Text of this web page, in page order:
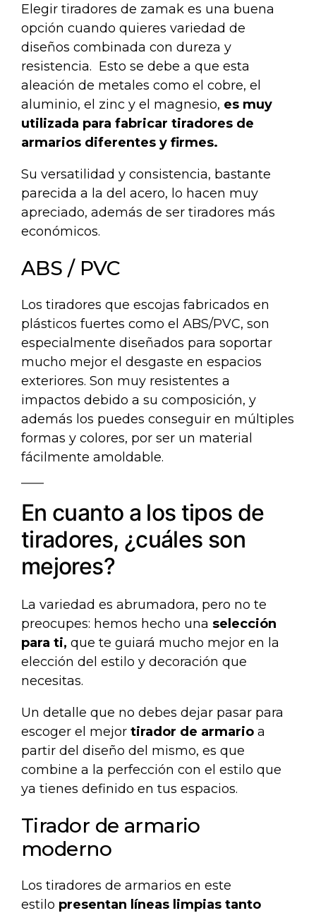
Elegir tiradores de zamak es una buena
opción cuando quieres variedad de
diseños combinada con dureza y
resistencia. Esto se debe a que esta
aleación de metales como el cobre, el
aluminio, el zinc y el magnesio, es muy
utilizada para fabricar tiradores de
armarios diferentes y firmes.
Su versatilidad y consistencia, bastante
parecida a la del acero, lo hacen muy
apreciado, además de ser tiradores más
económicos.
ABS / PVC
Los tiradores que escojas fabricados en
plásticos fuertes como el ABS/PVC, son
especialmente diseñados para soportar
mucho mejor el desgaste en espacios
exteriores. Son muy resistentes a
impactos debido a su composición, y
además los puedes conseguir en múltiples
formas y colores, por ser un material
fácilmente amoldable.
En cuanto a los tipos de
tiradores, ¿cuáles son
mejores?
La variedad es abrumadora, pero no te
preocupes: hemos hecho una selección
para ti, que te guiará mucho mejor en la
elección del estilo y decoración que
necesitas.
Un detalle que no debes dejar pasar para
escoger el mejor tirador de armario a
partir del diseño del mismo, es que
combine a la perfección con el estilo que
ya tienes definido en tus espacios.
Tirador de armario
moderno
Los tiradores de armarios en este
estilo presentan líneas limpias tanto